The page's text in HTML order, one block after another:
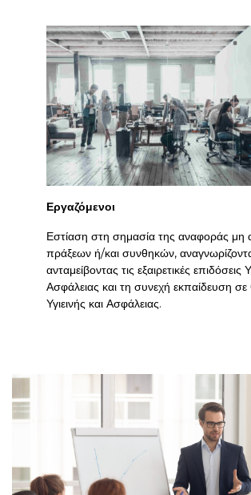
Εργαζόμενοι
Εστίαση στη σημασία της αναφοράς
πράξεων ή/και συνθηκών,
ανταμείβοντας τις εξαιρετικές επιδόσεις
Ασφάλειας και τη συνεχή εκπαίδευση σε
Υγιεινής και Ασφάλειας.